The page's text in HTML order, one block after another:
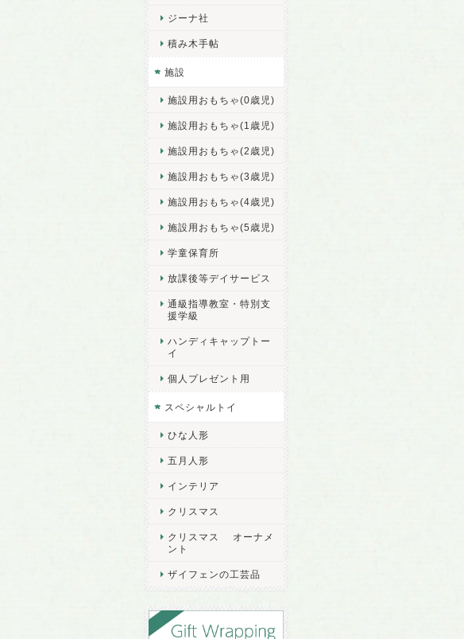
ジーナ社
積み木手帖
施設
施設用おもちゃ(0歳児)
施設用おもちゃ(1歳児)
施設用おもちゃ(2歳児)
施設用おもちゃ(3歳児)
施設用おもちゃ(4歳児)
施設用おもちゃ(5歳児)
学童保育所
放課後等デイサービス
通級指導教室・特別支
援学級
ハンディキャップトー
イ
個人プレゼント用
スペシャルトイ
ひな人形
五月人形
インテリア
クリスマス
クリスマス オーナメ
ント
ザイフェンの工芸品